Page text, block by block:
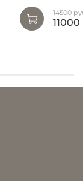
14500